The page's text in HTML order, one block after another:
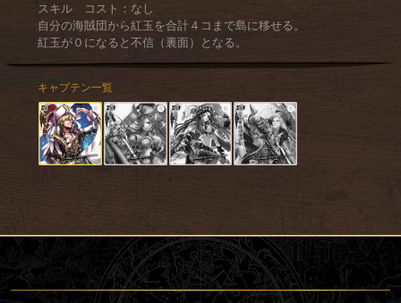
スキル コスト：なし
自分の海賊団から紅玉を合計４コまで島に移せる。
紅玉が０になると不信（裏面）となる。
キャプテン一覧